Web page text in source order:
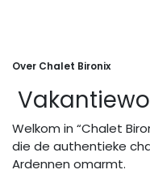
Over Chalet Bironix
Welkom in “Chalet
die de authentieke
Ardennen omarmt.